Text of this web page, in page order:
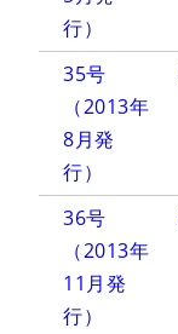
行）
35号
（2013年
8月発
行）
36号
（2013年
11月発
行）